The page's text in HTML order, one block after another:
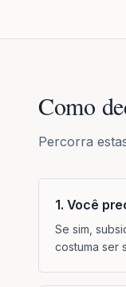
Como
Percorra
1. Você
Se sim,
costuma ser